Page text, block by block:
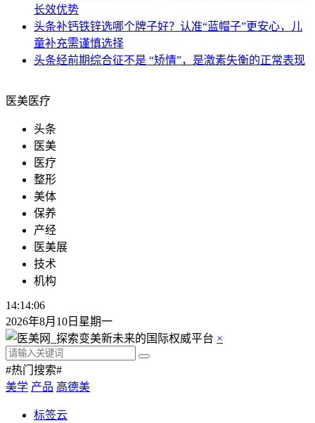
长效优势
头条补钙铁锌选哪个牌子好？认准“蓝帽子”更安心，儿
童补充需谨慎选择
头条经前期综合征不是 “矫情”，是激素失衡的正常表现
医美医疗
头条
医美
医疗
整形
美体
保养
产经
医美展
技术
机构
14:14:07
2026年8月10日星期一
×
#热门搜索#
美学 产品 高德美
标签云